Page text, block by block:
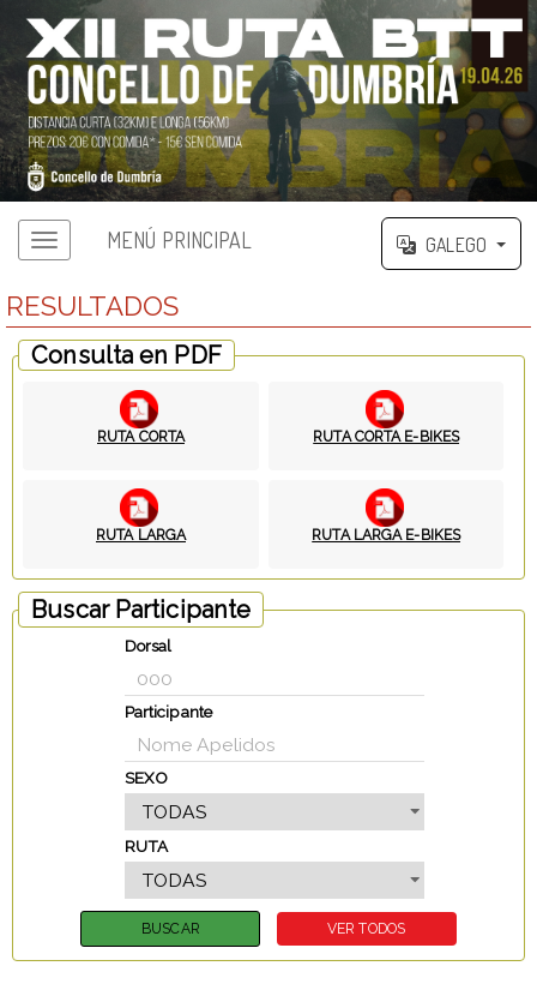
MENÚ PRINCIPAL GALEGO
RESULTADOS
Consulta en PDF
RUTA CORTA RUTA CORTA E-BIKES
RUTA LARGA RUTA LARGA E-BIKES
Buscar Participante
Dorsal
Participante
SEXO
RUTA